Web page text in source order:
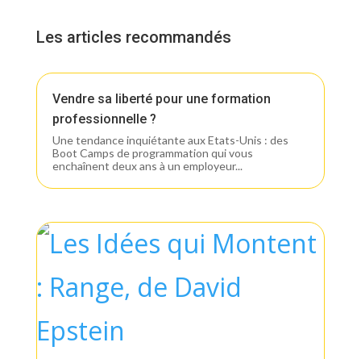
Les articles recommandés
Vendre sa liberté pour une formation
professionnelle ?
Une tendance inquiétante aux Etats-Unis : des
Boot Camps de programmation qui vous
enchaînent deux ans à un employeur...